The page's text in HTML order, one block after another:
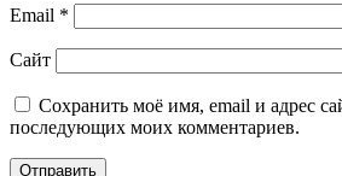
Email *
Сайт
Сохранить моё имя, email и адрес
последующих моих комментариев.